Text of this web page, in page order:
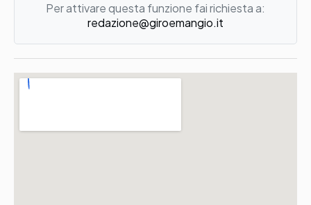
Per attivare questa funzione fai richiesta a:
redazione@giroemangio.it